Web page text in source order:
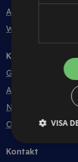
Abonnemang
Webbinarium
Kunskapsbank
Guider
Avtalsmallar
Nyheter
Ordlista
Kontakt
VISA